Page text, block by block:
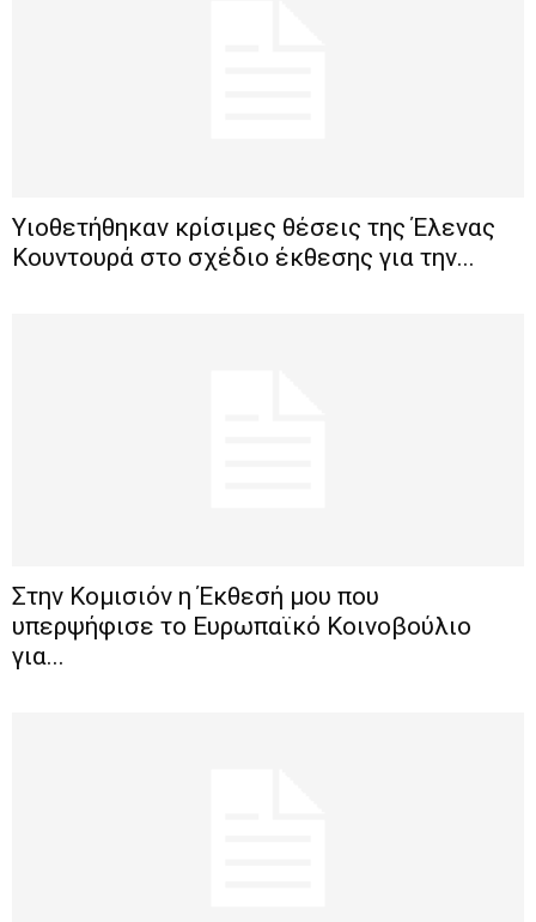
Υιοθετήθηκαν κρίσιμες θέσεις της Έλενας
Κουντουρά στο σχέδιο έκθεσης για την...
Στην Κομισιόν η Έκθεσή μου που
υπερψήφισε το Ευρωπαϊκό Κοινοβούλιο
για...